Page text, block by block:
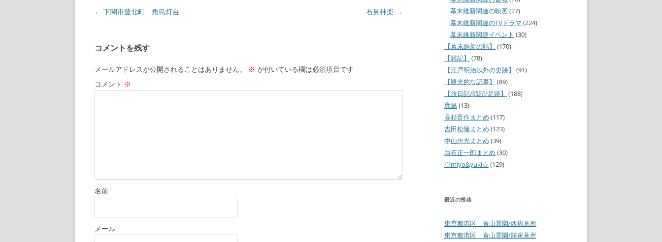
投
ビ
ゲ
ー
← 下関市豊北町 角島灯台 石見神楽 →
コメントを残す
メールアドレスが公開されることはありません。 ※ が付いている欄は必須項目です
コメント ※
名前
メール
幕末維新関連の映画(27)
幕末維新関連のTVドラマ (224)
幕末維新関連イベント (30)
【幕末維新の話】
(170)
【雑記】
(78)
【江戸明治以外の史跡】
(91)
【観光的な記事】
(89)
【旅日記/戦記/足跡】
(188)
彦島 (13)
高杉晋作まとめ (117)
吉田松陰まとめ (123)
中山忠光まとめ (39)
白石正一郎まとめ (30)
♡miyo&yuki☆ (129)
最近の投稿
東京都港区 青山霊園/西周墓所
東京都港区 青山霊園/勝家墓所